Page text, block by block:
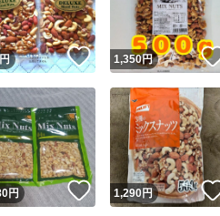
円 いいね！
1,350円
円 いいね！
1,290円